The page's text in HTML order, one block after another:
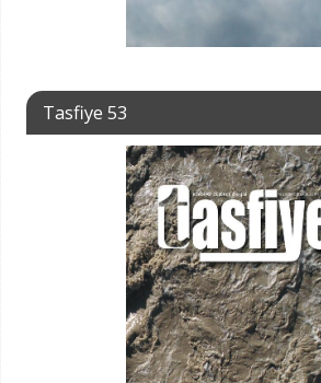
Tasfiye 53